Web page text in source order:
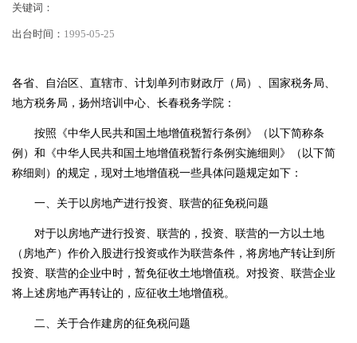
关键词：
出台时间： 1995-05-25
各省、自治区、直辖市、计划单列市财政厅（局）、国家税务局、
地方税务局，扬州培训中心、长春税务学院：
按照《中华人民共和国土地增值税暂行条例》（以下简称条
例）和《中华人民共和国土地增值税暂行条例实施细则》（以下简
称细则）的规定，现对土地增值税一些具体问题规定如下：
一、关于以房地产进行投资、联营的征免税问题
对于以房地产进行投资、联营的，投资、联营的一方以土地
（房地产）作价入股进行投资或作为联营条件，将房地产转让到所
投资、联营的企业中时，暂免征收土地增值税。对投资、联营企业
将上述房地产再转让的，应征收土地增值税。
二、关于合作建房的征免税问题